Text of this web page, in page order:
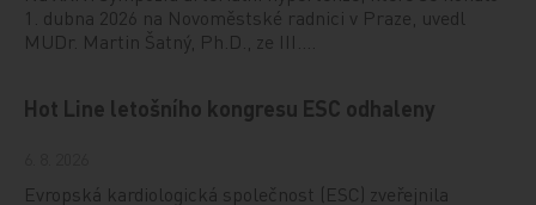
1. dubna 2026 na Novoměstské radnici v Praze, uvedl
MUDr. Martin Šatný, Ph.D., ze III.…
Hot Line letošního kongresu ESC odhaleny
Evropská kardiologická společnost (ESC) zveřejnila